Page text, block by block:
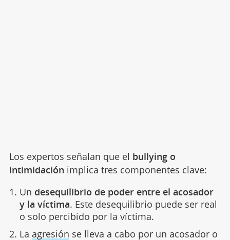
Los expertos señalan que el bullying o
intimidación implica tres componentes clave:
Un desequilibrio de poder entre el acosador
y la víctima. Este desequilibrio puede ser real
o solo percibido por la víctima.
La agresión se lleva a cabo por un acosador o